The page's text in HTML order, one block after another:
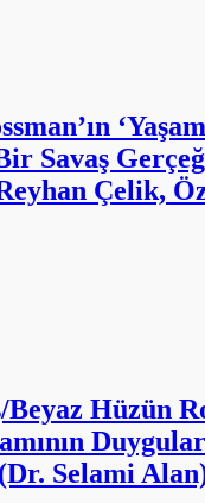
Savaş
Çelik,
Beyaz Hüzün
Selami